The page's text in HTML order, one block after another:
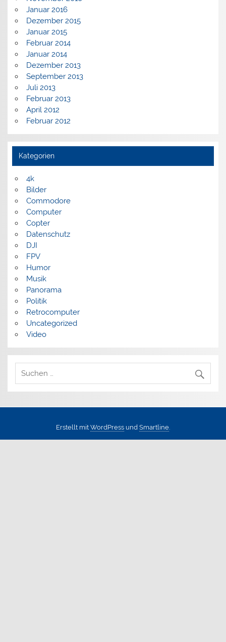
Januar 2016
Dezember 2015
Januar 2015
Februar 2014
Januar 2014
Dezember 2013
September 2013
Juli 2013
Februar 2013
April 2012
Februar 2012
Kategorien
4k
Bilder
Commodore
Computer
Copter
Datenschutz
DJI
FPV
Humor
Musik
Panorama
Politik
Retrocomputer
Uncategorized
Video
Erstellt mit WordPress und Smartline